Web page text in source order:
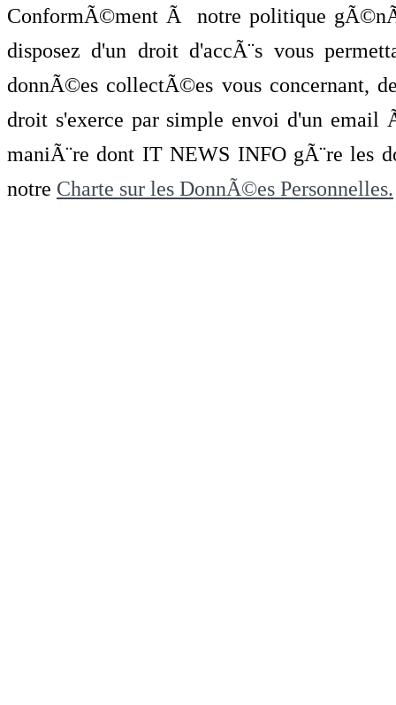
ConformÃ©ment Ã notre politique
disposez d'un droit d'accÃ¨s vous
donnÃ©es collectÃ©es vous concernant,
droit s'exerce par simple envoi d'un
maniÃ¨re dont IT NEWS INFO gÃ¨re les
notre Charte sur les DonnÃ©es Personnelles.